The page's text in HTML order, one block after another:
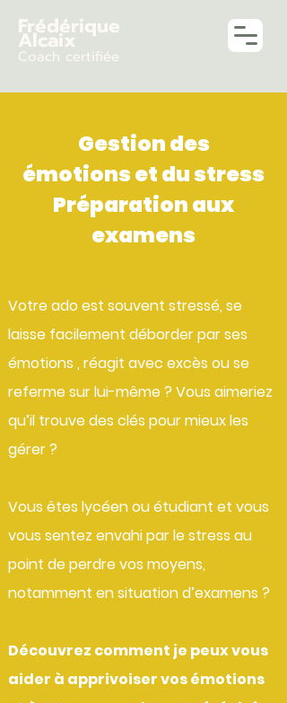
Frédérique
Alcaix
Coach certifiée
Gestion des
émotionset du stress
Préparation aux
examens
Votre ado est souvent stressé, se
laisse facilement déborder par ses
émotions , réagit avec excès ou se
referme sur lui-même ? Vous aimeriez
qu’il trouve des clés pour mieux les
gérer ?
Vous êtes lycéen ou étudiant et vous
vous sentez envahi par le stress au
point de perdre vos moyens,
notamment en situation d’examens ?
Découvrez comment je peux vous
aider à apprivoiser vos émotions